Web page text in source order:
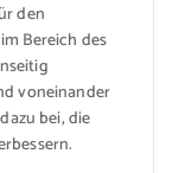
den
Bereich des
voneinander
bei, die